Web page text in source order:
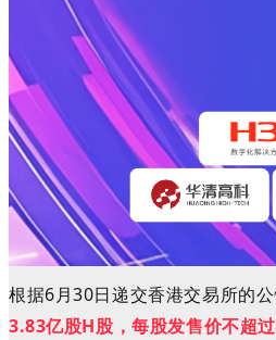
根据6月30日递交香港交易所的
3.83亿股H股，每股发售价不超